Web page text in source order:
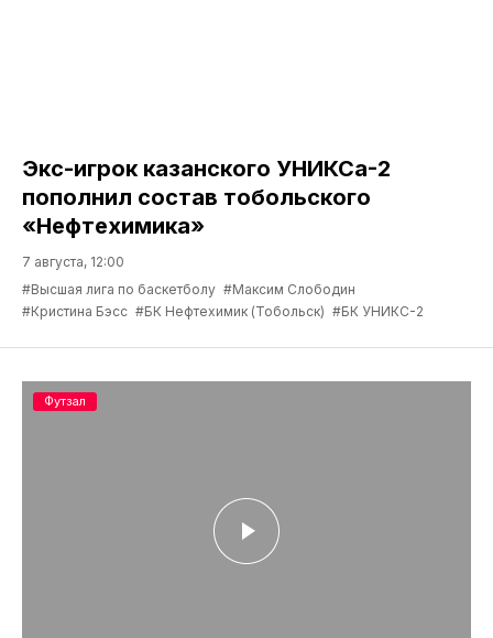
Экс-игрок казанского УНИКСа-2
пополнил состав тобольского
«Нефтехимика»
7 августа, 12:00
#Высшая лига по баскетболу #Максим Слободин
#Кристина Бэсс #БК Нефтехимик (Тобольск) #БК УНИКС-2
Футзал